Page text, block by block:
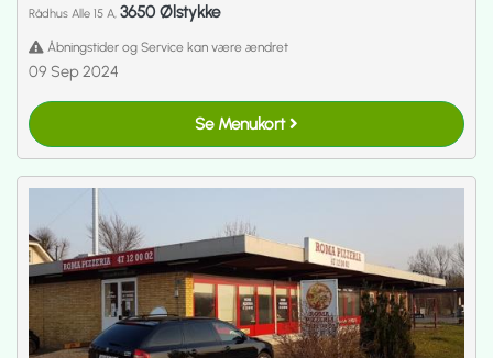
Rådhus Alle 15 A, 3650 Ølstykke
Åbningstider og Service kan være ændret
09 Sep 2024
Se Menukort